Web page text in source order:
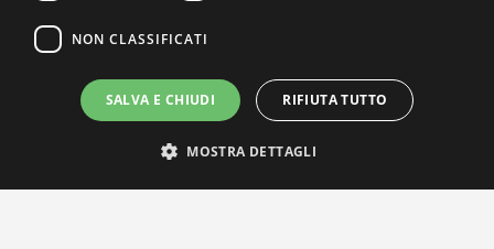
NON CLASSIFICATI
SALVA E CHIUDI RIFIUTA TUTTO
MOSTRA DETTAGLI